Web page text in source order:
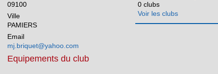
CDB Tarn et Garonne
Pays de la Loire
Réunion
09100
Ville
PAMIERS
Email
mj.briquet@yahoo.com
0 clubs
Voir les clubs
Equipements du club